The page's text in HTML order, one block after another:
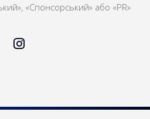
«Спонсорський» або «PR»